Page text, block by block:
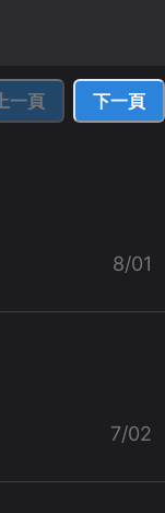
上一頁 下一頁
8/01
7/02